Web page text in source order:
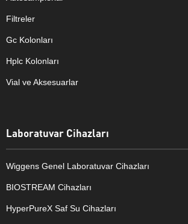
Filtreler
Gc Kolonları
Hplc Kolonları
Vial ve Aksesuarlar
Laboratuvar Cihazları
Wiggens Genel Laboratuvar Cihazları
BIOSTREAM Cihazları
HyperPureX Saf Su Cihazları